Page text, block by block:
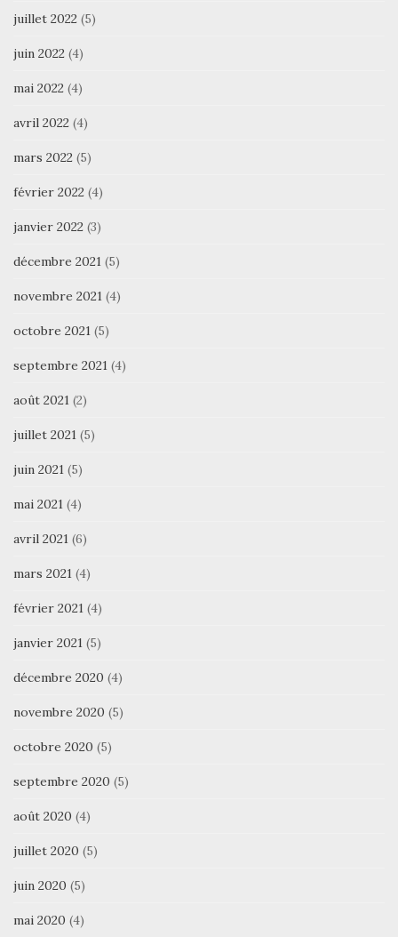
juillet 2022 (5)
juin 2022 (4)
mai 2022 (4)
avril 2022 (4)
mars 2022 (5)
février 2022 (4)
janvier 2022 (3)
décembre 2021 (5)
novembre 2021 (4)
octobre 2021 (5)
septembre 2021 (4)
août 2021 (2)
juillet 2021 (5)
juin 2021 (5)
mai 2021 (4)
avril 2021 (6)
mars 2021 (4)
février 2021 (4)
janvier 2021 (5)
décembre 2020 (4)
novembre 2020 (5)
octobre 2020 (5)
septembre 2020 (5)
août 2020 (4)
juillet 2020 (5)
juin 2020 (5)
mai 2020 (4)